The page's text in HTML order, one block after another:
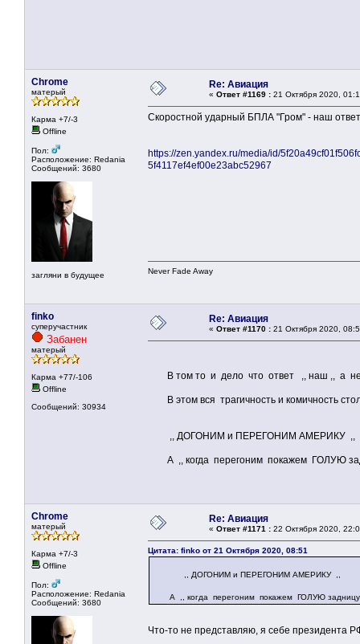
Chrome
матерый
Карма +7/-3
Offline
Пол:
Расположение: Redania
Сообщений: 3680
загляни в будущее
Re: Авиация
« Ответ #1169 : 21 Октября 2020,
Скоростной ударный БПЛА "Гром" - наш
https://zen.yandex.ru/media/id/
5f4117ef4ef00e23abc52967
Never Fade Away
finko
суперучастник
Забанен
матерый
Карма +77/-106
Offline
Сообщений: 30934
Re: Авиация
« Ответ #1170 : 21 Октября 2020,
В том то и дело что ответ ,, наш ,, а не
В этом вся трагичность и комичность
,, ДОГОНИМ и ПЕРЕГОНИМ АМЕРИКУ ,,
А ,, когда перегоним покажем ГОЛУЮ
Chrome
матерый
Карма +7/-3
Offline
Пол:
Расположение: Redania
Сообщений: 3680
Re: Авиация
« Ответ #1171 : 22 Октября 2020,
Цитата: finko от 21 Октября 2020, 08:51
,, ДОГОНИМ и ПЕРЕГОНИМ АМЕРИКУ ,,
А ,, когда перегоним покажем ГОЛУЮ
Что-то не представляю, я себе президента